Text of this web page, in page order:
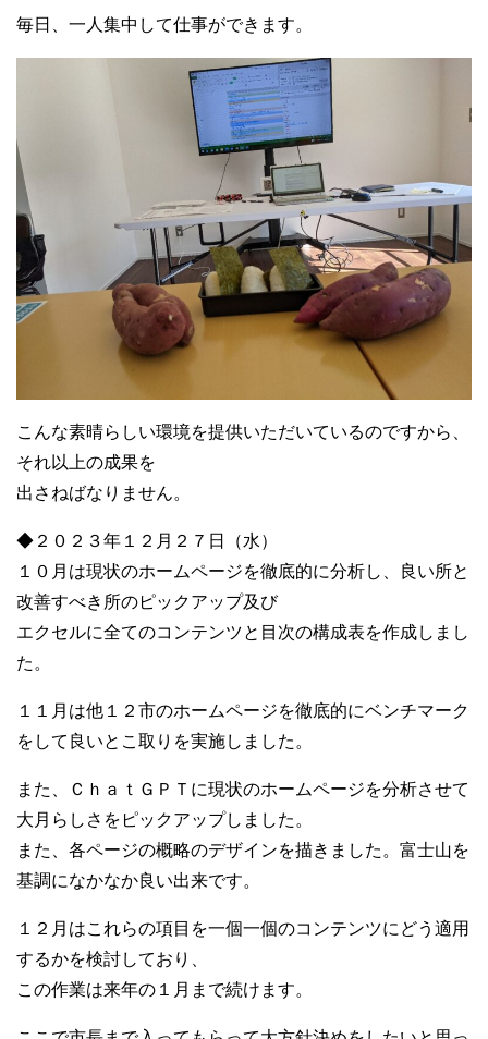
毎日、一人集中して仕事ができます。
こんな素晴らしい環境を提供いただいているのですから、
それ以上の成果を
出さねばなりません。
◆２０２３年１２月２７日（水）
１０月は現状のホームページを徹底的に分析し、良い所と
改善すべき所のピックアップ及び
エクセルに全てのコンテンツと目次の構成表を作成しまし
た。
１１月は他１２市のホームページを徹底的にベンチマーク
をして良いとこ取りを実施しました。
また、ＣｈａｔＧＰＴに現状のホームページを分析させて
大月らしさをピックアップしました。
また、各ページの概略のデザインを描きました。富士山を
基調になかなか良い出来です。
１２月はこれらの項目を一個一個のコンテンツにどう適用
するかを検討しており、
この作業は来年の１月まで続けます。